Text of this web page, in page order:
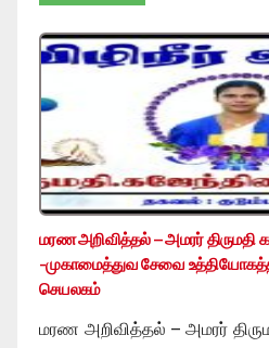
மரண அறிவித்தல் – அமரர் திருமதி
-முகாமைத்துவ சேவை
செயலகம்
மரண அறிவித்தல் – அமரர்